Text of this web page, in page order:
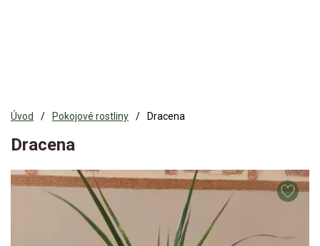
Úvod Pokojové rostliny Dracena
Dracena